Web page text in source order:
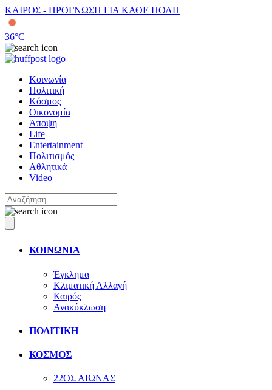
ΚΑΙΡΟΣ - ΠΡΟΓΝΩΣΗ ΓΙΑ ΚΑΘΕ ΠΟΛΗ
36°C
Κοινωνία
Πολιτική
Κόσμος
Οικονομία
Άποψη
Life
Entertainment
Πολιτισμός
Αθλητικά
Video
ΚΟΙΝΩΝΙΑ
Έγκλημα
Κλιματική Αλλαγή
Καιρός
Ανακύκλωση
ΠΟΛΙΤΙΚΗ
ΚΟΣΜΟΣ
22ΟΣ ΑΙΩΝΑΣ